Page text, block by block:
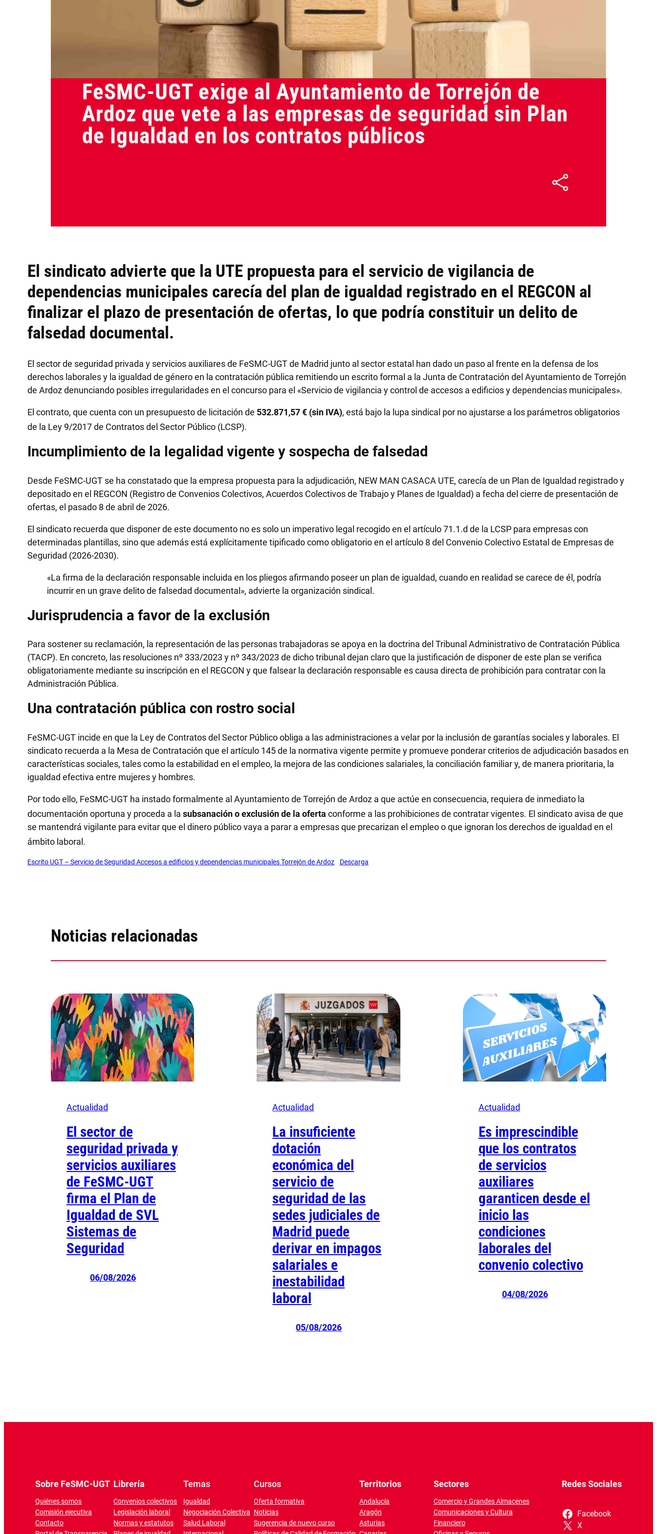
FeSMC-UGT exige al Ayuntamiento de Torrejón de
Ardoz que vete a las empresas de seguridad sin Plan
de Igualdad en los contratos públicos
El sindicato advierte que la UTE propuesta para el servicio de vigilancia de
dependencias municipales carecía del plan de igualdad registrado en el REGCON al
finalizar el plazo de presentación de ofertas, lo que podría constituir un delito de
falsedad documental.
El sector de seguridad privada y servicios auxiliares de FeSMC-UGT de Madrid junto al sector estatal han dado un paso al frente en la defensa de los
derechos laborales y la igualdad de género en la contratación pública remitiendo un escrito formal a la Junta de Contratación del Ayuntamiento de Torrejón
de Ardoz denunciando posibles irregularidades en el concurso para el «Servicio de vigilancia y control de accesos a edificios y dependencias municipales».
El contrato, que cuenta con un presupuesto de licitación de 532.871,57 € (sin IVA), está bajo la lupa sindical por no ajustarse a los parámetros obligatorios
de la Ley 9/2017 de Contratos del Sector Público (LCSP).
Incumplimiento de la legalidad vigente y sospecha de falsedad
Desde FeSMC-UGT se ha constatado que la empresa propuesta para la adjudicación, NEW MAN CASACA UTE, carecía de un Plan de Igualdad registrado y
depositado en el REGCON (Registro de Convenios Colectivos, Acuerdos Colectivos de Trabajo y Planes de Igualdad) a fecha del cierre de presentación de
ofertas, el pasado 8 de abril de 2026.
El sindicato recuerda que disponer de este documento no es solo un imperativo legal recogido en el artículo 71.1.d de la LCSP para empresas con
determinadas plantillas, sino que además está explícitamente tipificado como obligatorio en el artículo 8 del Convenio Colectivo Estatal de Empresas de
Seguridad (2026-2030).
«La firma de la declaración responsable incluida en los pliegos afirmando poseer un plan de igualdad, cuando en realidad se carece de él, podría
incurrir en un grave delito de falsedad documental», advierte la organización sindical.
Jurisprudencia a favor de la exclusión
Para sostener su reclamación, la representación de las personas trabajadoras se apoya en la doctrina del Tribunal Administrativo de Contratación Pública
(TACP). En concreto, las resoluciones nº 333/2023 y nº 343/2023 de dicho tribunal dejan claro que la justificación de disponer de este plan se verifica
obligatoriamente mediante su inscripción en el REGCON y que falsear la declaración responsable es causa directa de prohibición para contratar con la
Administración Pública.
Una contratación pública con rostro social
FeSMC-UGT incide en que la Ley de Contratos del Sector Público obliga a las administraciones a velar por la inclusión de garantías sociales y laborales. El
sindicato recuerda a la Mesa de Contratación que el artículo 145 de la normativa vigente permite y promueve ponderar criterios de adjudicación basados en
características sociales, tales como la estabilidad en el empleo, la mejora de las condiciones salariales, la conciliación familiar y, de manera prioritaria, la
igualdad efectiva entre mujeres y hombres.
Por todo ello, FeSMC-UGT ha instado formalmente al Ayuntamiento de Torrejón de Ardoz a que actúe en consecuencia, requiera de inmediato la
documentación oportuna y proceda a la subsanación o exclusión de la oferta conforme a las prohibiciones de contratar vigentes. El sindicato avisa de que
se mantendrá vigilante para evitar que el dinero público vaya a parar a empresas que precarizan el empleo o que ignoran los derechos de igualdad en el
ámbito laboral .
Escrito UGT – Servicio de Seguridad Accesos a edificios y dependencias municipales Torrejón de Ardoz Descarga
Noticias relacionadas
Actualidad
El sector de
seguridad privada y
servicios auxiliares
de FeSMC-UGT
firma el Plan de
Igualdad de SVL
Sistemas de
Seguridad
06/08/2026
Actualidad
La insuficiente
dotación
económica del
servicio de
seguridad de las
sedes judiciales de
Madrid puede
derivar en impagos
salariales e
inestabilidad
laboral
05/08/2026
Actualidad
Es imprescindible
que los contratos
de servicios
auxiliares
garanticen desde el
inicio las
condiciones
laborales del
convenio colectivo
04/08/2026
Sobre FeSMC-UGT
Quiénes somos
Comisión ejecutiva
Contacto
Librería
Convenios colectivos
Legislación laboral
Normas y estatutos
Temas
Igualdad
Negociación Colectiva
Salud Laboral
Cursos
Oferta formativa
Noticias
Sugerencia de nuevo curso
Territorios
Andalucía
Aragón
Asturias
Sectores
Comercio y Grandes Almacenes
Comunicaciones y Cultura
Financiero
Redes Sociales
Facebook
X